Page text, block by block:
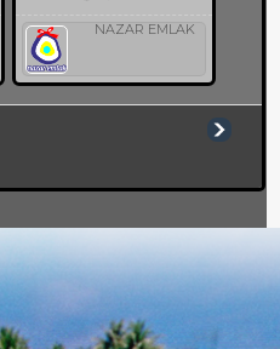
NAZAR EMLAK